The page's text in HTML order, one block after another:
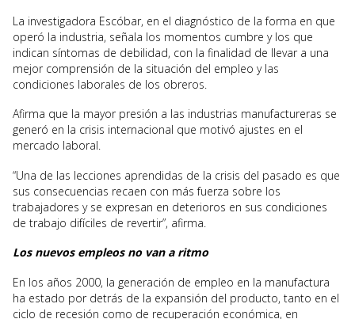
La investigadora Escóbar, en el diagnóstico de la forma en que
operó la industria, señala los momentos cumbre y los que
indican síntomas de debilidad, con la finalidad de llevar a una
mejor comprensión de la situación del empleo y las
condiciones laborales de los obreros.
Afirma que la mayor presión a las industrias manufactureras se
generó en la crisis internacional que motivó ajustes en el
mercado laboral.
“Una de las lecciones aprendidas de la crisis del pasado es que
sus consecuencias recaen con más fuerza sobre los
trabajadores y se expresan en deterioros en sus condiciones
de trabajo difíciles de revertir”, afirma.
Los nuevos empleos no van a ritmo
En los años 2000, la generación de empleo en la manufactura
ha estado por detrás de la expansión del producto, tanto en el
ciclo de recesión como de recuperación económica, en